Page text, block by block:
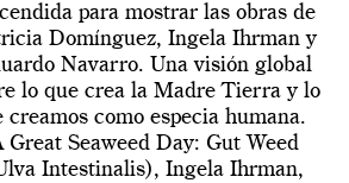
para mostrar las obras de
Domínguez, Ingela Ihrman y
Navarro. Una visión global
lo que crea la Madre Tierra y lo
creamos como especia humana.
Great Seaweed Day: Gut Weed
Intestinalis), Ingela Ihrman,